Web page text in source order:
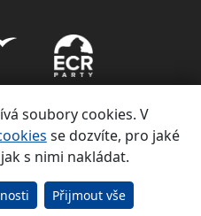
©
strana 1991 – 2026
soubory cookies. V
se dozvíte, pro jaké
s nimi nakládat.
Přijmout vše